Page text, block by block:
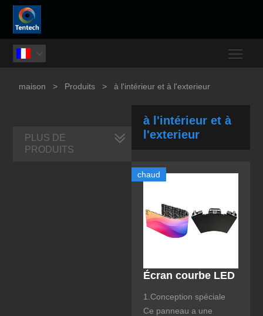

maison > Produits > à l'intérieur et à l'exterieur
à l'intérieur et à
l'exterieur
chaud
Écran courbe LED
1.Conception spéciale
Ce panneau a une
PLUS DE
PRODUITS